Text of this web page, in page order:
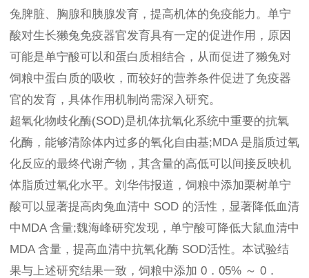
兔脾脏、胸腺和胰腺发育，提高机体的免疫能力。单宁
酸对生长獭兔免疫器官发育具有一定的促进作用，原因
可能是单宁酸可以和蛋白质相结合，从而促进了獭兔对
饲粮中蛋白质的吸收，而较好的营养条件促进了免疫器
官的发育，具体作用机制尚需深入研究。
超氧化物歧化酶(SOD)是机体抗氧化系统中重要的抗氧
化酶，能够清除体内过多的氧化自由基;MDA 是脂质过氧
化反应的最终代谢产物，其含量的高低可以间接反映机
体脂质过氧化水平。刘华伟报道，饲粮中添加栗树单宁
酸可以显著提高肉兔血清中 SOD 的活性，显著降低血清
中MDA 含量;魏海峰研究发现，单宁酸可降低大鼠血清中
MDA 含量，提高血清中抗氧化酶 SOD活性。本试验结
果与上述研究结果一致，饲粮中添加 0．05% ～ 0．